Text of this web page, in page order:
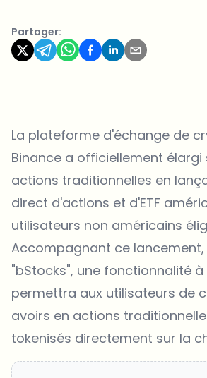
Partager:
La plateforme d'échange de
Binance a officiellement élargi
actions traditionnelles en
direct d'actions et d'ETF
utilisateurs non américains
Accompagnant ce
"bStocks", une fonctionnalité à
permettra aux utilisateurs de
avoirs en actions
tokenisés directement sur la